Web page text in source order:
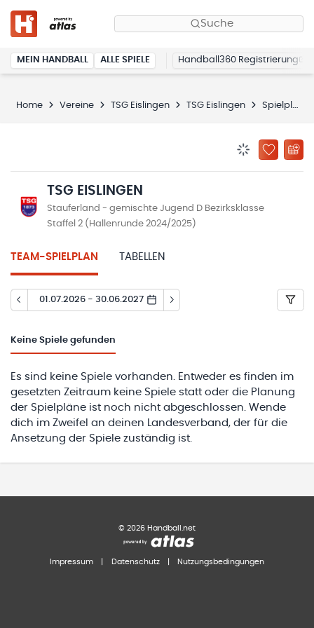
Suche
MEIN HANDBALL ALLE SPIELE Handball360 Registrierung
Home Vereine TSG Eislingen TSG Eislingen Spielplan
ZU
TSG EISLINGEN
Stauferland - gemischte Jugend D Bezirksklasse
Staffel 2 (Hallenrunde 2024/2025)
TEAM-SPIELPLAN TABELLEN
01.07.2026 - 30.06.2027
Keine Spiele gefunden
Es sind keine Spiele vorhanden. Entweder es finden im
gesetzten Zeitraum keine Spiele statt oder die Planung
der Spielpläne ist noch nicht abgeschlossen. Wende
dich im Zweifel an deinen Landesverband, der für die
Ansetzung der Spiele zuständig ist.
© 2026 Handball.net
Impressum Datenschutz Nutzungsbedingungen